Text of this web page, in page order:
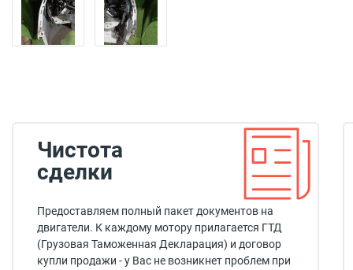
Чистота
сделки
Предоставляем полный пакет документов на
двигатели. К каждому мотору прилагается ГТД
(Грузовая Таможенная Декларация) и договор
купли продажи - у Вас не возникнет проблем при